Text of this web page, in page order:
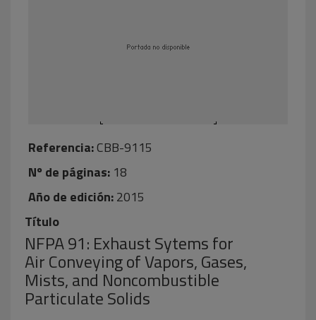
Referencia:CBB-9115
Nº de páginas: 18
Año de edición:2015
Título
NFPA 91: Exhaust Sytems for
Air Conveying of Vapors, Gases,
Mists, and Noncombustible
Particulate Solids